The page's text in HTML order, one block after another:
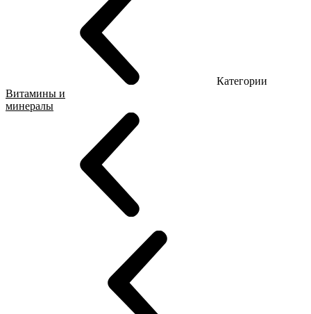
Категории
Витамины и
минералы